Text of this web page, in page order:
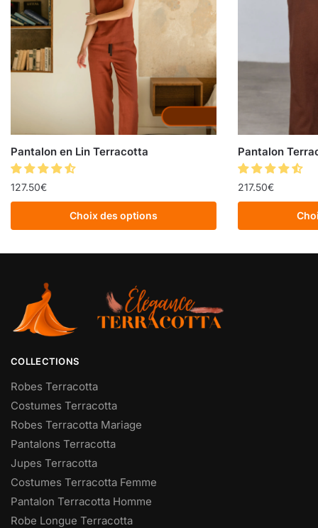
Pantalon en Lin Terracotta
127.50€
Choix des options
Pantalon
217.50€
COLLECTIONS
Robes Terracotta
Costumes Terracotta
Robes Terracotta Mariage
Pantalons Terracotta
Jupes Terracotta
Costumes Terracotta Femme
Pantalon Terracotta Homme
Robe Longue Terracotta